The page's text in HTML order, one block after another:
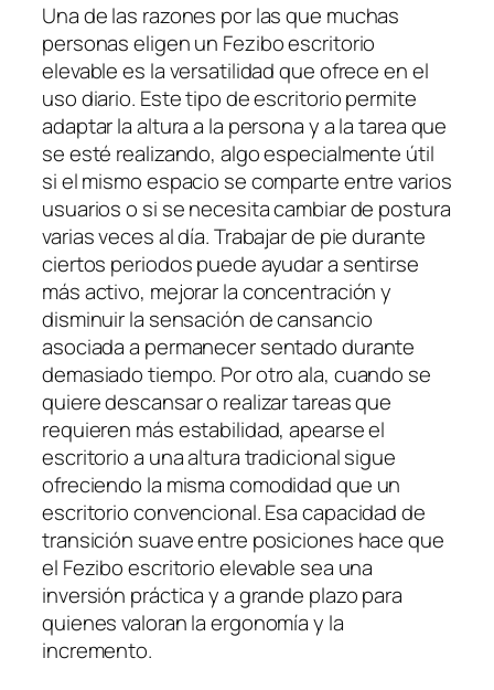
Una de las razones por las que muchas
personas eligen un Fezibo escritorio
elevable es la versatilidad que ofrece en el
uso diario. Este tipo de escritorio permite
adaptar la altura a la persona y a la tarea que
se esté realizando, algo especialmente útil
si el mismo espacio se comparte entre varios
usuarios o si se necesita cambiar de postura
varias veces al día. Trabajar de pie durante
ciertos periodos puede ayudar a sentirse
más activo, mejorar la concentración y
disminuir la sensación de cansancio
asociada a permanecer sentado durante
demasiado tiempo. Por otro ala, cuando se
quiere descansar o realizar tareas que
requieren más estabilidad, apearse el
escritorio a una altura tradicional sigue
ofreciendo la misma comodidad que un
escritorio convencional. Esa capacidad de
transición suave entre posiciones hace que
el Fezibo escritorio elevable sea una
inversión práctica y a grande plazo para
quienes valoran la ergonomía y la
incremento.